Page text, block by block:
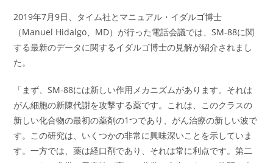
2019年7月9日、タイム社とマニュアル・イダルゴ博士
（Manuel Hidalgo、MD）が行った電話会議では、SM-88に関
する最新のデータに関するイダルゴ博士の見解が紹介されまし
た。
「まず、SM-88には新しい作用メカニズムがあります。それは
がん細胞の新陳代謝を攻撃する薬です。これは、このクラスの
新しい化合物の最初の薬剤の1つであり、がん治療の新しい波で
す。この研究は、いくつかの非常に興味深いことを示していま
す。一方では、薬は経口剤であり、それは常に利点です。第二